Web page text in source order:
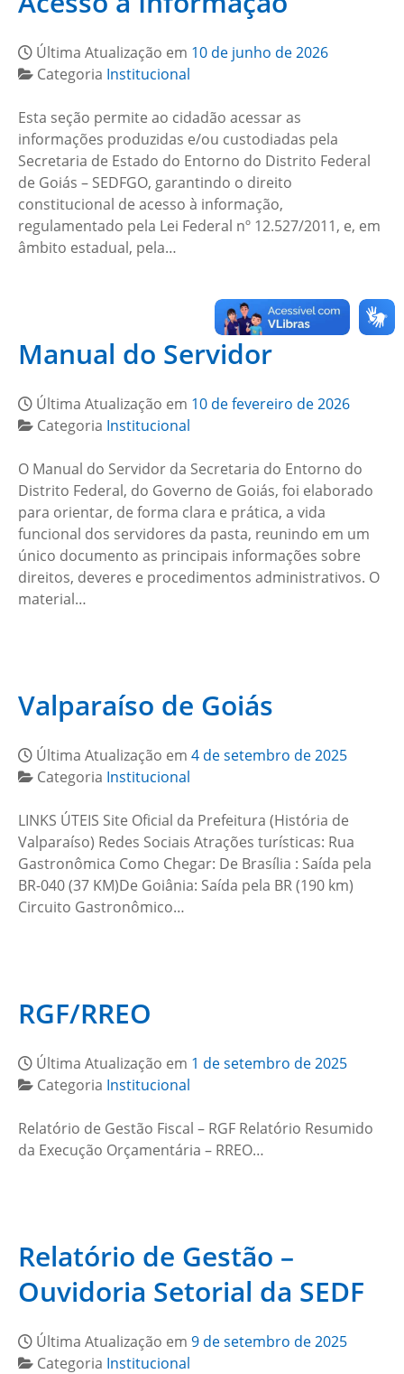
Última Atualização em 10 de junho de 2026
Categoria Institucional
Esta seção permite ao cidadão acessar as
informações produzidas e/ou custodiadas pela
Secretaria de Estado do Entorno do Distrito Federal
de Goiás – SEDFGO, garantindo o direito
constitucional de acesso à informação,
regulamentado pela Lei Federal nº 12.527/2011, e, em
âmbito estadual, pela…
Manual do Servidor
Última Atualização em 10 de fevereiro de 2026
Categoria Institucional
O Manual do Servidor da Secretaria do Entorno do
Distrito Federal, do Governo de Goiás, foi elaborado
para orientar, de forma clara e prática, a vida
funcional dos servidores da pasta, reunindo em um
único documento as principais informações sobre
direitos, deveres e procedimentos administrativos. O
material…
Valparaíso de Goiás
Última Atualização em 4 de setembro de 2025
Categoria Institucional
LINKS ÚTEIS Site Oficial da Prefeitura (História de
Valparaíso) Redes Sociais Atrações turísticas: Rua
Gastronômica Como Chegar: De Brasília : Saída pela
BR-040 (37 KM)De Goiânia: Saída pela BR (190 km)
Circuito Gastronômico…
RGF/RREO
Última Atualização em 1 de setembro de 2025
Categoria Institucional
Relatório de Gestão Fiscal – RGF Relatório Resumido
da Execução Orçamentária – RREO…
Relatório de Gestão –
Ouvidoria Setorial da SEDF
Última Atualização em 9 de setembro de 2025
Categoria Institucional